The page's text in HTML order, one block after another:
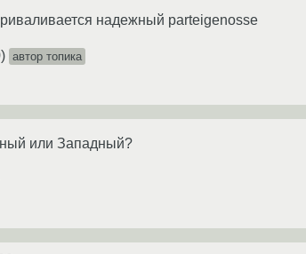
надежный parteigenosse
) автор топика
или Западный?